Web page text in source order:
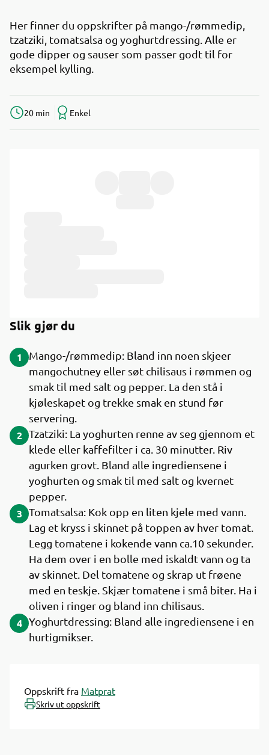
Her finner du oppskrifter på mango-/rømmedip,
tzatziki, tomatsalsa og yoghurtdressing. Alle er
gode dipper og sauser som passer godt til for
eksempel kylling.
20 min Enkel
Slik gjør du
1
Mango-/rømmedip: Bland inn noen skjeer
mangochutney eller søt chilisaus i rømmen og
smak til med salt og pepper. La den stå i
kjøleskapet og trekke smak en stund før
servering.
2 Tzatziki: La yoghurten renne av seg gjennom et
klede eller kaffefilter i ca. 30 minutter. Riv
agurken grovt. Bland alle ingrediensene i
yoghurten og smak til med salt og kvernet
pepper.
3 Tomatsalsa: Kok opp en liten kjele med vann.
Lag et kryss i skinnet på toppen av hver tomat.
Legg tomatene i kokende vann ca.10 sekunder.
Ha dem over i en bolle med iskaldt vann og ta
av skinnet. Del tomatene og skrap ut frøene
med en teskje. Skjær tomatene i små biter. Ha i
oliven i ringer og bland inn chilisaus.
4 Yoghurtdressing: Bland alle ingrediensene i en
hurtigmikser.
Oppskrift fra Matprat
Skriv ut oppskrift